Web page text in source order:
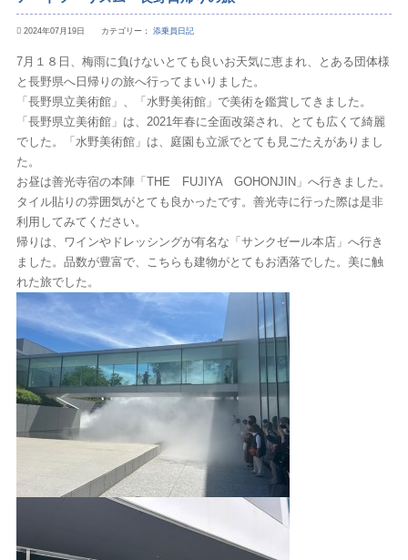
2024年07月19日 カテゴリー： 添乗員日記
7月１８日、梅雨に負けないとても良いお天気に恵まれ、とある団体様
と長野県へ日帰りの旅へ行ってまいりました。
「長野県立美術館」、「水野美術館」で美術を鑑賞してきました。
「長野県立美術館」は、2021年春に全面改築され、とても広くて綺麗
でした。「水野美術館」は、庭園も立派でとても見ごたえがありまし
た。
お昼は善光寺宿の本陣「THE FUJIYA GOHONJIN」へ行きました。
タイル貼りの雰囲気がとても良かったです。善光寺に行った際は是非
利用してみてください。
帰りは、ワインやドレッシングが有名な「サンクゼール本店」へ行き
ました。品数が豊富で、こちらも建物がとてもお洒落でした。美に触
れた旅でした。